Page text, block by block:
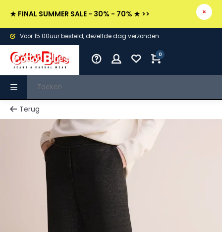
★ FINAL SUMMER SALE - 30% - 70% ★ >>
Voor 15.00uur besteld, dezelfde dag verzonden
0
Terug